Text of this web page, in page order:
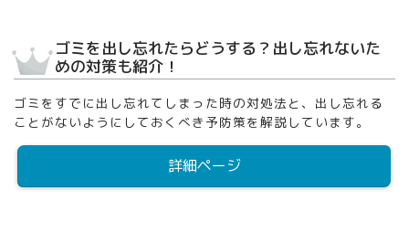
ゴミを出し忘れたらどうする？出し忘れないた
めの対策も紹介！
ゴミをすでに出し忘れてしまった時の対処法と、出し忘れる
ことがないようにしておくべき予防策を解説しています。
詳細ページ